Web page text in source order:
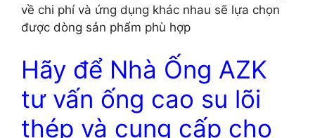
về chi phí và ứng dụng khác nhau sẽ lựa chọn
được dòng sản phẩm phù hợp
Hãy để Nhà Ống AZK
tư vấn ống cao su lõi
thép và cung cấp cho